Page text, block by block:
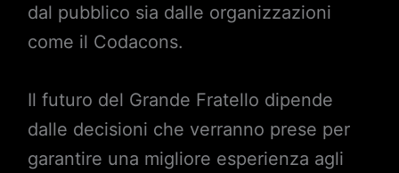
dal pubblico sia dalle organizzazioni
come il Codacons.
Il futuro del Grande Fratello dipende
dalle decisioni che verranno prese per
garantire una migliore esperienza agli